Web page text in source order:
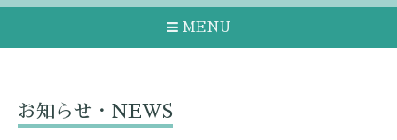
MENU
お知らせ・NEWS